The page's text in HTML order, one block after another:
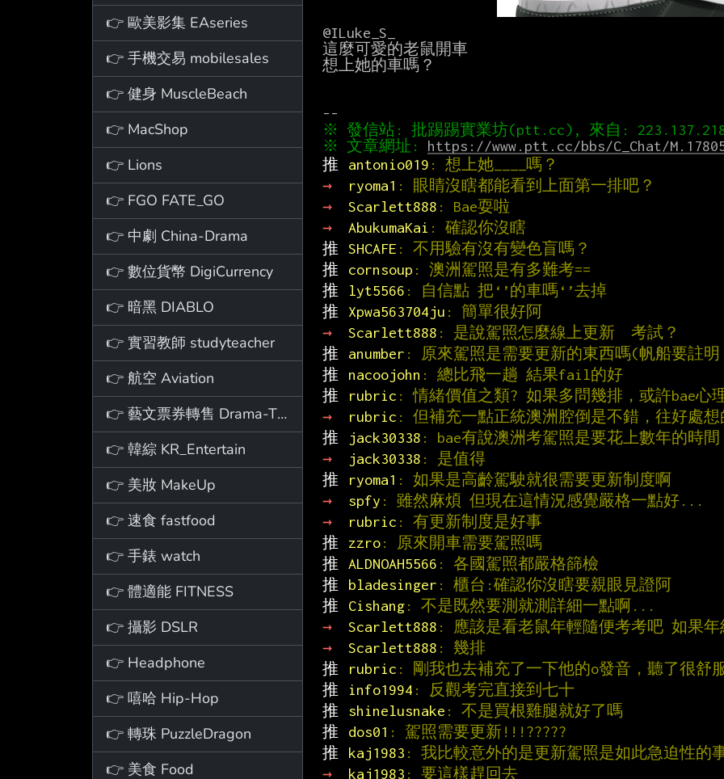
👉 歐美影集 EAseries
👉 手機交易 mobilesales
👉 健身 MuscleBeach
👉 MacShop
👉 Lions
👉 FGO FATE_GO
👉 中劇 China-Drama
👉 數位貨幣 DigiCurrency
👉 暗黑 DIABLO
👉 實習教師 studyteacher
👉 航空 Aviation
👉 藝文票券轉售 Drama-Ticket
👉 韓綜 KR_Entertain
👉 美妝 MakeUp
👉 速食 fastfood
👉 手錶 watch
👉 體適能 FITNESS
👉 攝影 DSLR
👉 Headphone
👉 嘻哈 Hip-Hop
👉 轉珠 PuzzleDragon
👉 美食 Food
@ILuke_S_
這麼可愛的老鼠開車
想上她的車嗎？
※ 文章網址: https://www.ptt.cc/bbs/C_Chat/
推
antonio019 : 想上她____嗎？
→
ryoma1 : 眼睛沒瞎都能看到上面第一排吧？
→
Scarlett888 : Bae耍啦
→
AbukumaKai : 確認你沒瞎
推 SHCAFE : 不用驗有沒有變色盲嗎？
推
cornsoup : 澳洲駕照是有多難考==
推
lyt5566 : 自信點 把‘’的車嗎‘’去掉
推
Xpwa563704ju : 簡單很好阿
→
Scarlett888 : 是說駕照怎麼線上更新  考試？
推
anumber : 原來駕照是需要更新的東西嗎(帆船要註明
推
nacoojohn : 總比飛一趟 結果fail的好
推
rubric : 情緒價值之類? 如果多問幾排，或許bae心
→
rubric : 但補充一點正統澳洲腔倒是不錯，往好處想
推
jack30338 : bae有說澳洲考駕照是要花上數年的時
→
jack30338 : 是值得
推
ryoma1 : 如果是高齡駕駛就很需要更新制度啊
→
spfy : 雖然麻煩 但現在這情況感覺嚴格一點好...
→
rubric : 有更新制度是好事
推
zzro: 原來開車需要駕照嗎
推 ALDNOAH5566 : 各國駕照都嚴格篩檢
推
bladesinger : 櫃台:確認你沒瞎要親眼見證阿
推
Cishang: 不是既然要測就測詳細一點啊...
→
Scarlett888 : 應該是看老鼠年輕隨便考考吧 如果年
→
Scarlett888 : 幾排
推
rubric : 剛我也去補充了一下他的o發音，聽了很舒服
推
info1994 : 反觀考完直接到七十
推
shinelusnake : 不是買根雞腿就好了嗎
推
dos01 : 駕照需要更新!!!?????
推
kaj1983 : 我比較意外的是更新駕照是如此急迫性的
→
kaj1983 : 要這樣趕回去